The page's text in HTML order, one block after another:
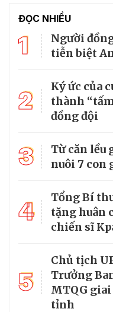
ĐỌC NHIỀU
1
Người
tiễn biệt
2
Ký ức của
thành
đồng đội
3
Từ căn lều
nuôi 7 con
4
Tổng Bí
tặng huân
chiến sĩ
5
Chủ tịch
Trưởng
MTQG giai
tỉnh